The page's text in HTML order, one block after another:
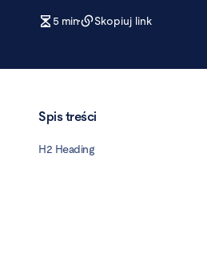
5 min Skopiuj link
Spis treści
H2 Heading